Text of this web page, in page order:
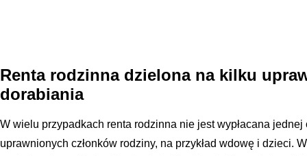
Renta rodzinna dzielona na kilku
dorabiania
W wielu przypadkach renta rodzinna nie jest wypłacana
uprawnionych członków rodziny, na przykład wdowę i dzieci.